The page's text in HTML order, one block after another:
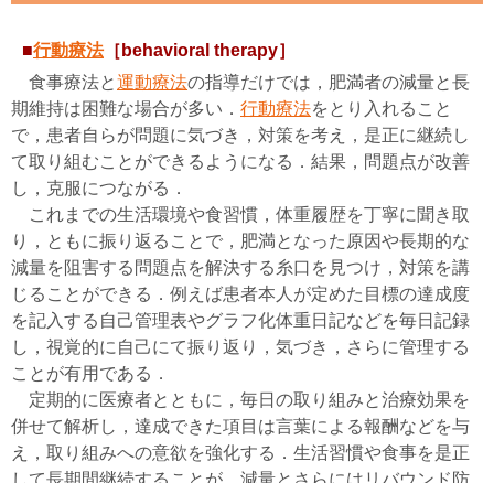
■行動療法［behavioral therapy］
食事療法と運動療法の指導だけでは，肥満者の減量と長
期維持は困難な場合が多い． 行動療法をとり入れること
で，患者自らが問題に気づき，対策を考え，是正に継続し
て取り組むことができるようになる．結果，問題点が改善
し，克服につながる．
これまでの生活環境や食習慣，体重履歴を丁寧に聞き取
り，ともに振り返ることで，肥満となった原因や長期的な
減量を阻害する問題点を解決する糸口を見つけ，対策を講
じることができる．例えば患者本人が定めた目標の達成度
を記入する自己管理表やグラフ化体重日記などを毎日記録
し，視覚的に自己にて振り返り，気づき，さらに管理する
ことが有用である．
定期的に医療者とともに，毎日の取り組みと治療効果を
併せて解析し，達成できた項目は言葉による報酬などを与
え，取り組みへの意欲を強化する．生活習慣や食事を是正
して長期間継続することが，減量とさらにはリバウンド防